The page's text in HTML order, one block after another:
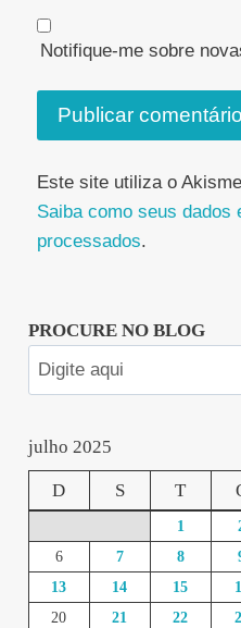
Notifique-me sobre
Este site utiliza o
Saiba como seus dados
processados.
PROCURE NO BLOG
julho 2025
D S T
1
6
7 8
13
14 15
20
21 22